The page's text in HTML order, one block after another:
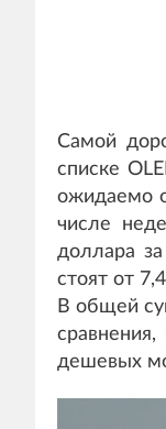
Самой
списке
ожидаемо
числе
доллара
стоят от
В общей
дешевых